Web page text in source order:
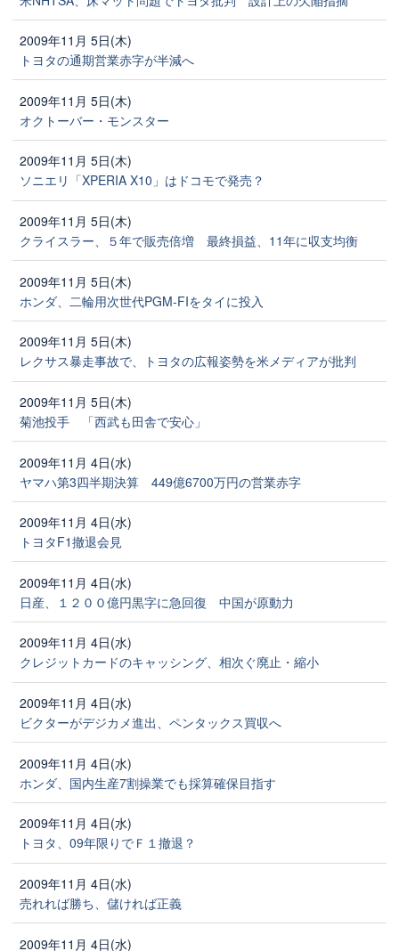
2009年11月 5日(木)
トヨタの通期営業赤字が半減へ
2009年11月 5日(木)
オクトーバー・モンスター
2009年11月 5日(木)
ソニエリ「XPERIA X10」はドコモで発売？
2009年11月 5日(木)
クライスラー、５年で販売倍増 最終損益、11年に収支均衡
2009年11月 5日(木)
ホンダ、二輪用次世代PGM-FIをタイに投入
2009年11月 5日(木)
レクサス暴走事故で、トヨタの広報姿勢を米メディアが批判
2009年11月 5日(木)
菊池投手 「西武も田舎で安心」
2009年11月 4日(水)
ヤマハ第3四半期決算 449億6700万円の営業赤字
2009年11月 4日(水)
トヨタF1撤退会見
2009年11月 4日(水)
日産、１２００億円黒字に急回復 中国が原動力
2009年11月 4日(水)
クレジットカードのキャッシング、相次ぐ廃止・縮小
2009年11月 4日(水)
ビクターがデジカメ進出、ペンタックス買収へ
2009年11月 4日(水)
ホンダ、国内生産7割操業でも採算確保目指す
2009年11月 4日(水)
トヨタ、09年限りでＦ１撤退？
2009年11月 4日(水)
売れれば勝ち、儲ければ正義
2009年11月 4日(水)